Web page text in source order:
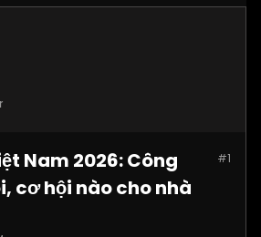
#1
Nam 2026: Công
cơ hội nào cho nhà